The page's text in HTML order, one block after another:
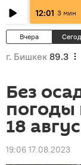
12:01 3 мин
Вчера
г. Бишкек 89.3
Без
погоды
18
19:06 17.08.2023